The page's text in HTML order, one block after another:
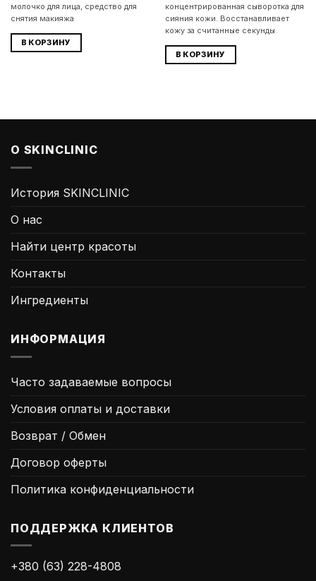
молочко для лица, средство для
снятия макияжа
В КОРЗИНУ
концентрированная сыворотка для
сияния кожи. Восстанавливает
кожу за считанные секунды.
В КОРЗИНУ
О SKINCLINIC
История SKINCLINIC
О нас
Найти центр красоты
Контакты
Ингредиенты
ИНФОРМАЦИЯ
Часто задаваемые вопросы
Условия оплаты и доставки
Возврат / Обмен
Договор оферты
Политика конфиденциальности
ПОДДЕРЖКА КЛИЕНТОВ
+380 (63) 228-4808